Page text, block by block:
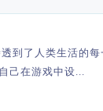
了人类生活的每
己在游戏中设...